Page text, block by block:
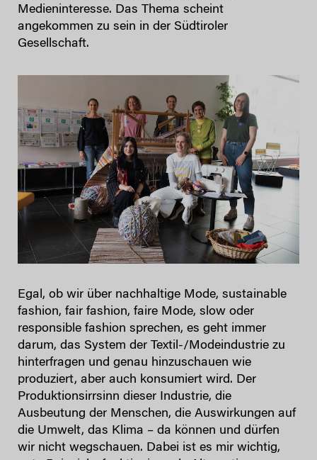
Medieninteresse. Das Thema scheint
angekommen zu sein in der Südtiroler
Gesellschaft.
Egal, ob wir über nachhaltige Mode, sustainable
fashion, fair fashion, faire Mode, slow oder
responsible fashion sprechen, es geht immer
darum, das System der Textil-/Modeindustrie zu
hinterfragen und genau hinzuschauen wie
produziert, aber auch konsumiert wird. Der
Produktionsirrsinn dieser Industrie, die
Ausbeutung der Menschen, die Auswirkungen auf
die Umwelt, das Klima – da können und dürfen
wir nicht wegschauen. Dabei ist es mir wichtig,